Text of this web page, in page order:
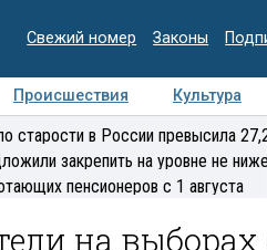
Свежий номер Законы
Происшествия Культура
Интервью
старости в России превысила
закрепить на уровне не
пенсионеров с 1 августа
на